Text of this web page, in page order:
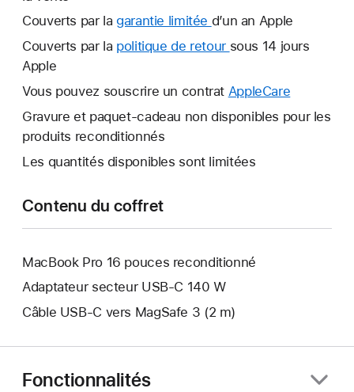
Couverts par la garantie limitée Une
nouvelle
d’un an Apple
Couverts par la politique de retour Une
fenêtre
sous 14 jours
Apple
Vous pouvez souscrire un contrat AppleCare
nouvelle
Gravure et paquet-cadeau non disponibles pour les
produits reconditionnés
Les quantités disponibles sont limitées
Contenu du coffret
MacBook Pro 16 pouces reconditionné
Adaptateur secteur USB-C 140 W
Câble USB-C vers MagSafe 3 (2 m)
Fonctionnalités